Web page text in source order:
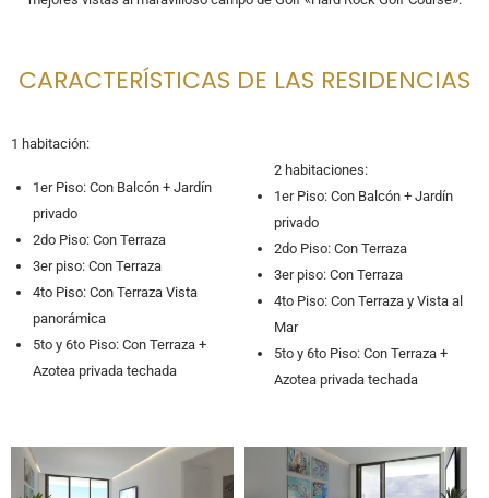
CARACTERÍSTICAS DE LAS RESIDENCIAS
1 habitación:
1er Piso: Con Balcón + Jardín
privado
2do Piso: Con Terraza
3er piso: Con Terraza
4to Piso: Con Terraza Vista
panorámica
5to y 6to Piso: Con Terraza +
Azotea privada techada
2 habitaciones:
1er Piso: Con Balcón + Jardín
privado
2do Piso: Con Terraza
3er piso: Con Terraza
4to Piso: Con Terraza y Vista al
Mar
5to y 6to Piso: Con Terraza +
Azotea privada techada